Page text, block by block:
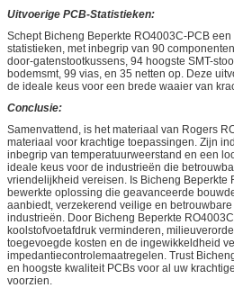
Uitvoerige PCB-Statistieken:
Schept Bicheng Beperkte RO4003C-PCB
statistieken, met inbegrip van 90
door-gatenstootkussens, 94 hoogste SMT-
bodemsmt, 99 vias, en 35 netten op. Deze
de ideale keus voor een brede waaier van
Conclusie:
Samenvattend, is het materiaal van Rogers
materiaal voor krachtige toepassingen. Zijn
inbegrip van temperatuurweerstand en een
ideale keus voor de industrieën die
vriendelijkheid vereisen. Is Bicheng Beperkte
bewerkte oplossing die geavanceerde
aanbiedt, verzekerend veilige en
industrieën. Door Bicheng Beperkte
koolstofvoetafdruk verminderen,
toegevoegde kosten en de ingewikkeldheid
impedantiecontrolemaatregelen. Trust
en hoogste kwaliteit PCBs voor al uw
voorzien.